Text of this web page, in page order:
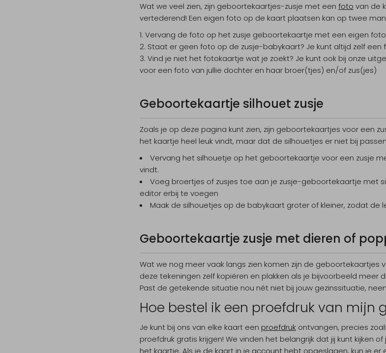
Wat we veel zien, zijn geboortekaartjes-zusje met een foto van de
vertederend! Een eigen foto op de kaart plaatsen kan op twee
Vervang de foto op het zusje geboortekaartje met een eigen
Staat er geen foto op de zusje-babykaart? Je kunt altijd zelf
Vind je niet het fotokaartje wat je zoekt? Je kunt ook bij onze
voor een foto van jullie dochter en haar broer(tjes) en/of zus(jes)
Geboortekaartje silhouet zusje
Zoals je op deze pagina kunt zien, zijn geboortekaartjes voor een
het kaartje heel leuk vindt, maar dat de silhouetjes er niet bij
Vervang het silhouetje op het geboortekaartje voor een zusje
vindt.
Voeg broertjes of zusjes toe aan je zusje-geboortekaartje met
editor erbij te voegen
Maak de silhouetjes op de babykaart groter of kleiner, zodat de
Geboortekaartje zusje met dieren of
Wat we nog meer vaak langs zien komen zijn de
deze tekeningen zelf kopiëren en plakken als je bijvoorbeeld
Past de getekende situatie nou nét niet bij jouw gezinssituatie,
Hoe bestel ik een proefdruk van mijn
Je kunt bij ons van elke kaart een proefdrukontvangen, precies
proefdruk gratis krijgen! We vinden het belangrijk dat jij kunt kijken
het kaartje. Als je de kaart in je accounthebt opgeslagen, kun je er